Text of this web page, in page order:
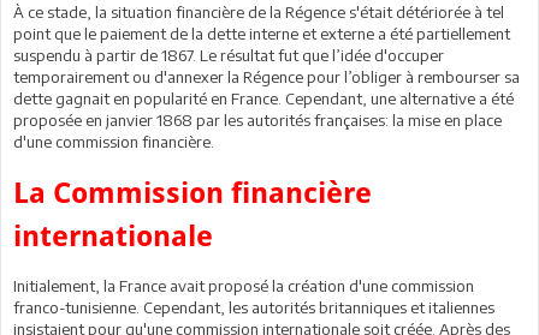
À ce stade, la situation financière de la Régence s'était détériorée à tel
point que le paiement de la dette interne et externe a été partiellement
suspendu à partir de 1867. Le résultat fut que l’idée d'occuper
temporairement ou d'annexer la Régence pour l’obliger à rembourser sa
dette gagnait en popularité en France. Cependant, une alternative a été
proposée en janvier 1868 par les autorités françaises: la mise en place
d'une commission financière.
La Commission financière
internationale
Initialement, la France avait proposé la création d'une commission
franco-tunisienne. Cependant, les autorités britanniques et italiennes
insistaient pour qu'une commission internationale soit créée. Après des